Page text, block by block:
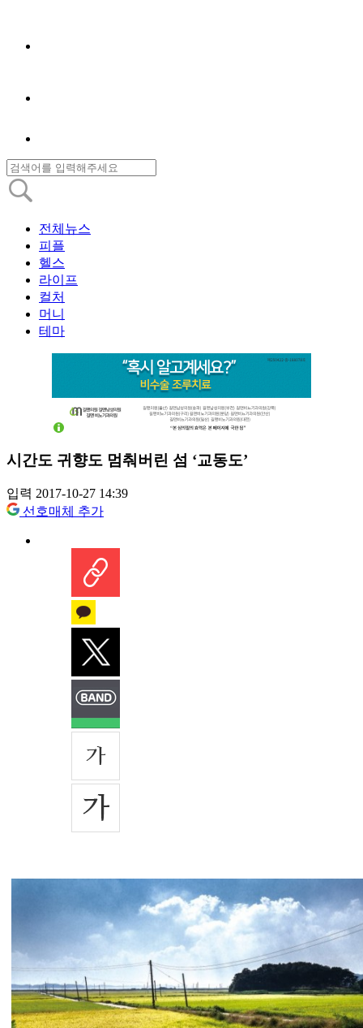
전체뉴스
피플
헬스
라이프
컬처
머니
테마
시간도 귀향도 멈춰버린 섬 ‘교동도’
입력 2017-10-27 14:39
선호매체 추가